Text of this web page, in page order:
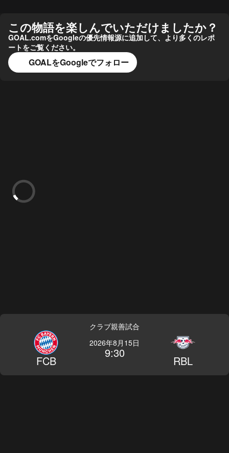
この物語を楽しんでいただけましたか？
GOAL.comをGoogleの優先情報源に追加して、より多くのレポ
ートをご覧ください。
GOALをGoogleでフォロー
クラブ親善試合
FCB
2026年8月15日
9:30
RBL